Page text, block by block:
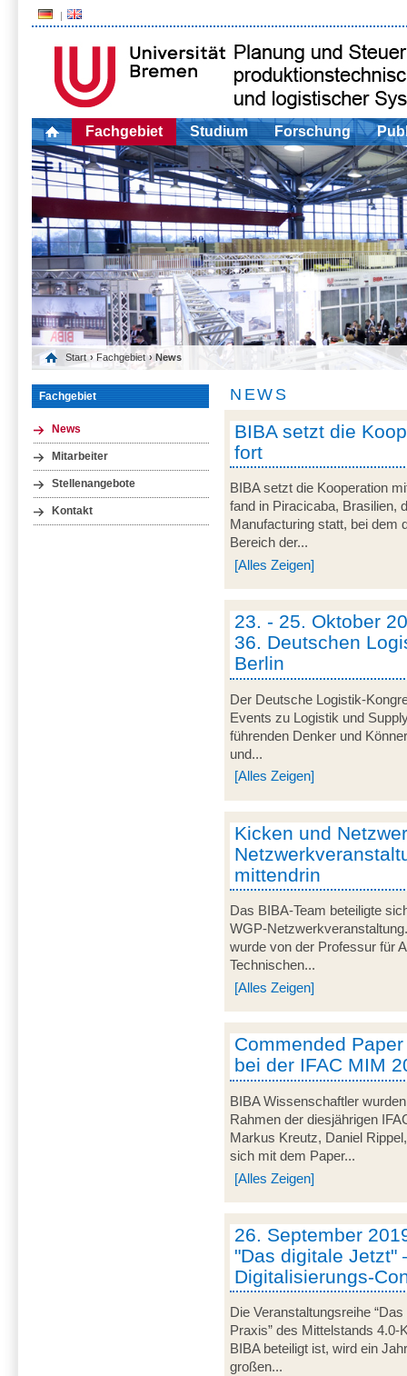
Fachgebiet Studium Forschung
Start › Fachgebiet › News
Fachgebiet
News
Mitarbeiter
Stellenangebote
Kontakt
NEWS
BIBA setzt die
fort
BIBA setzt die Kooperation
fand in Piracicaba, Brasilien,
Manufacturing statt, bei dem
Bereich der...
[Alles Zeigen]
23. - 25. Oktober
36. Deutschen
Berlin
Der Deutsche Logistik-
Events zu Logistik und
führenden Denker und
und...
[Alles Zeigen]
Kicken und
mittendrin
Das BIBA-Team beteiligte
WGP-
wurde von der Professur für
Technischen...
[Alles Zeigen]
Commended
bei der IFAC MIM
BIBA Wissenschaftler
Rahmen der diesjährigen
Markus Kreutz, Daniel
sich mit dem Paper...
[Alles Zeigen]
26. September
"Das digitale Jetzt"
Digitalisierungs-
Die Veranstaltungsreihe
Praxis” des Mittelstands
BIBA beteiligt ist, wird ein
großen...